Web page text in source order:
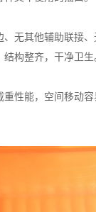
、无其他辅助联接
构整齐，干净卫生
重性能，空间移动